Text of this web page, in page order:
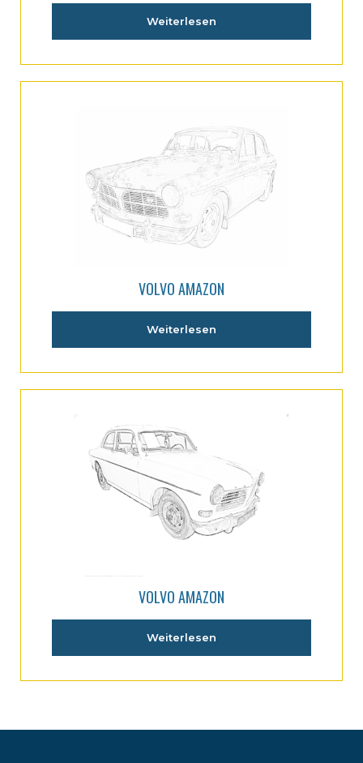
Weiterlesen
VOLVO AMAZON
Weiterlesen
VOLVO AMAZON
Weiterlesen